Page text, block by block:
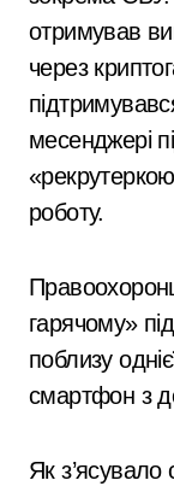
отримував
через
месенджері
роботу.
гарячому»
поблизу
смартфон з
Як з’ясувало